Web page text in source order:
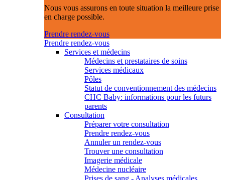
Nous vous assurons en toute situation la meilleure prise
en charge possible.
Prendre rendez-vous
Prendre rendez-vous
Services et médecins
Médecins et prestataires de soins
Services médicaux
Pôles
Statut de conventionnement des médecins
CHC Baby: informations pour les futurs
parents
Consultation
Préparer votre consultation
Prendre rendez-vous
Annuler un rendez-vous
Trouver une consultation
Imagerie médicale
Médecine nucléaire